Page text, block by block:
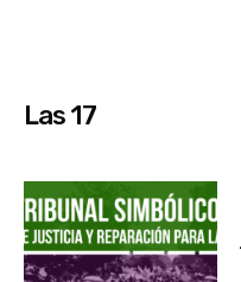
Las 17